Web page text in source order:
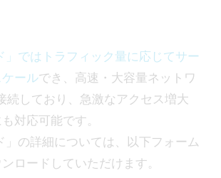
」ではトラフィック量に応じてサー
ールでき、高速・大容量ネットワ
続しており、急激なアクセス増大
対応可能です。
」の詳細については、以下フォーム
ロードしていただけます。